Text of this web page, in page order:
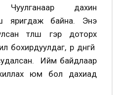
Чуулганаар дахин
яригдаж байна. Энэ
түлш гэр доторх
бохирдуулдаг, үр дүнгүй
Ийм байдлаар
юм бол дахиад